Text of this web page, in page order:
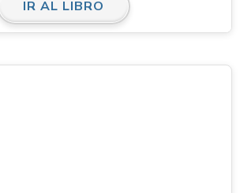
IR AL LIBRO